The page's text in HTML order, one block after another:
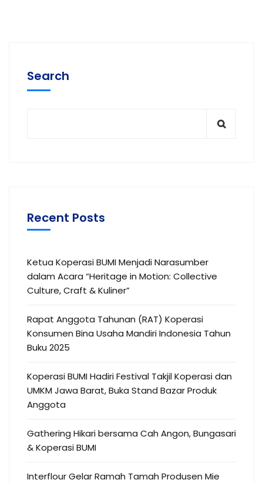
Search
Recent Posts
Ketua Koperasi BUMI Menjadi Narasumber
dalam Acara “Heritage in Motion: Collective
Culture, Craft & Kuliner”
Rapat Anggota Tahunan (RAT) Koperasi
Konsumen Bina Usaha Mandiri Indonesia Tahun
Buku 2025
Koperasi BUMI Hadiri Festival Takjil Koperasi dan
UMKM Jawa Barat, Buka Stand Bazar Produk
Anggota
Gathering Hikari bersama Cah Angon, Bungasari
& Koperasi BUMI
Interflour Gelar Ramah Tamah Produsen Mie